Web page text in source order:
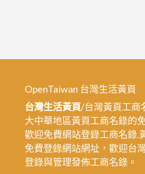
OpenTaiwan 台灣生活黃頁
台灣生活黃頁/台灣黃頁工商
大中華地區黃頁工商名錄的
歡迎免費網站登錄工商名錄.
免費登錄網站網址，歡迎台
登錄與管理發佈工商名錄。